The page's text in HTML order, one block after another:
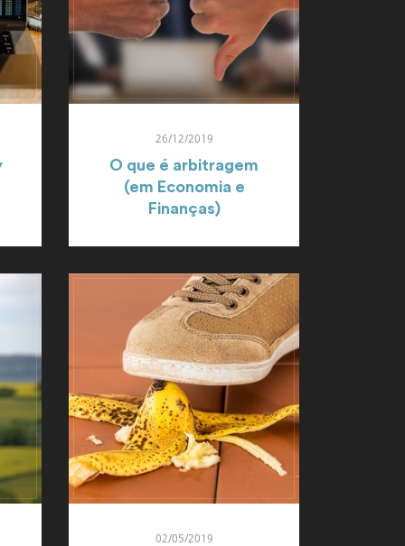
26/12/2019
O que é arbitragem
(em Economia e
Finanças)
02/05/2019